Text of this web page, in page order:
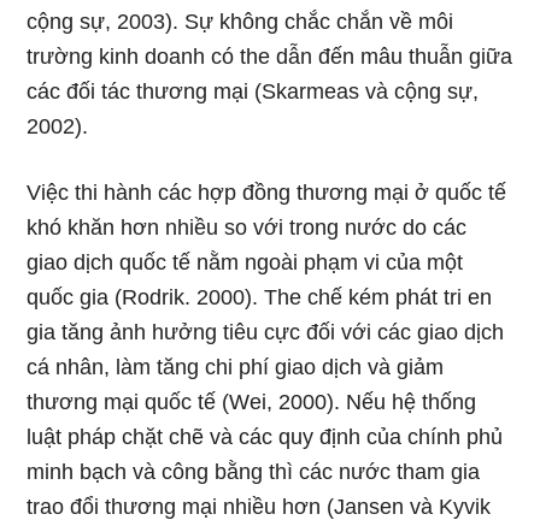
cộng sự, 2003). Sự không chắc chắn về môi
trường kinh doanh có the dẫn đến mâu thuẫn giữa
các đối tác thương mại (Skarmeas và cộng sự,
2002).
Việc thi hành các hợp đồng thương mại ở quốc tế
khó khăn hơn nhiều so với trong nước do các
giao dịch quốc tế nằm ngoài phạm vi của một
quốc gia (Rodrik. 2000). The chế kém phát tri en
gia tăng ảnh hưởng tiêu cực đối với các giao dịch
cá nhân, làm tăng chi phí giao dịch và giảm
thương mại quốc tế (Wei, 2000). Nếu hệ thống
luật pháp chặt chẽ và các quy định của chính phủ
minh bạch và công bằng thì các nước tham gia
trao đổi thương mại nhiều hơn (Jansen và Kyvik